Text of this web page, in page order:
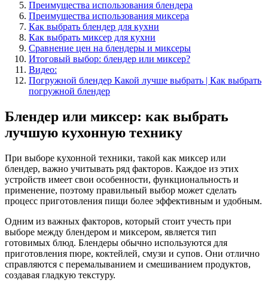
Преимущества использования блендера
Преимущества использования миксера
Как выбрать блендер для кухни
Как выбрать миксер для кухни
Сравнение цен на блендеры и миксеры
Итоговый выбор: блендер или миксер?
Видео:
Погружной блендер Какой лучше выбрать | Как выбрать
погружной блендер
Блендер или миксер: как выбрать
лучшую кухонную технику
При выборе кухонной техники, такой как миксер или
блендер, важно учитывать ряд факторов. Каждое из этих
устройств имеет свои особенности, функциональность и
применение, поэтому правильный выбор может сделать
процесс приготовления пищи более эффективным и удобным.
Одним из важных факторов, который стоит учесть при
выборе между блендером и миксером, является тип
готовимых блюд. Блендеры обычно используются для
приготовления пюре, коктейлей, смузи и супов. Они отлично
справляются с перемалыванием и смешиванием продуктов,
создавая гладкую текстуру.